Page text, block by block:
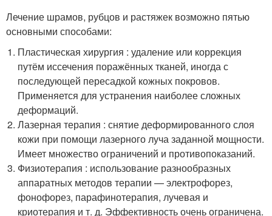
Лечение шрамов, рубцов и растяжек возможно пятью
основными способами:
Пластическая хирургия : удаление или коррекция
путём иссечения поражённых тканей, иногда с
последующей пересадкой кожных покровов.
Применяется для устранения наиболее сложных
деформаций.
Лазерная терапия : снятие деформированного слоя
кожи при помощи лазерного луча заданной мощности.
Имеет множество ограничений и противопоказаний.
Физиотерапия : использование разнообразных
аппаратных методов терапии — электрофорез,
фонофорез, парафинотерапия, лучевая и
криотерапия и т. д. Эффективность очень ограничена.